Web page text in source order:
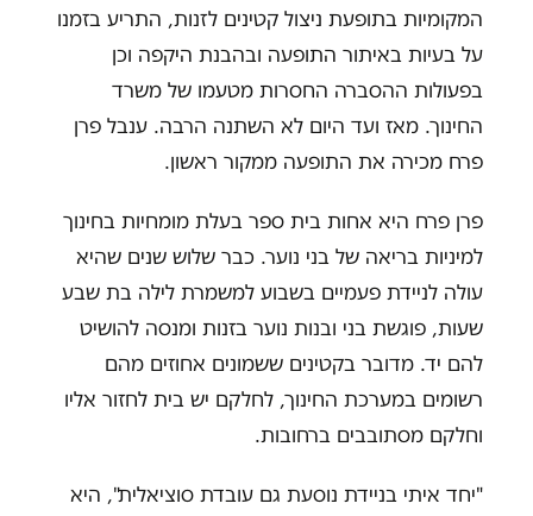
המקומיות בתופעת ניצול קטינים לזנות, התריע בזמנו
על בעיות באיתור התופעה ובהבנת היקפה וכן
בפעולות ההסברה החסרות מטעמו של משרד
החינוך. מאז ועד היום לא השתנה הרבה. ענבל פרן
פרח מכירה את התופעה ממקור ראשון.
פרן פרח היא אחות בית ספר בעלת מומחיות בחינוך
למיניות בריאה של בני נוער. כבר שלוש שנים שהיא
עולה לניידת פעמיים בשבוע למשמרת לילה בת שבע
שעות, פוגשת בני ובנות נוער בזנות ומנסה להושיט
להם יד. מדובר בקטינים ששמונים אחוזים מהם
רשומים במערכת החינוך, לחלקם יש בית לחזור אליו
וחלקם מסתובבים ברחובות.
"יחד איתי בניידת נוסעת גם עובדת סוציאלית", היא